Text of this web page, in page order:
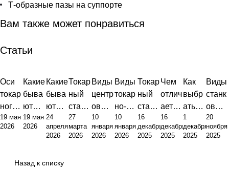
Т-образные пазы на суппорте
Вам также может понравиться
Статьи
Оси
токар
ного
станк
а с
мия,
19 мая
2026
Какие
быва
ют
станк
и с
нерн
19 мая
2026
Какие
быва
ют
станк
и:
обзор
24
апреля
2026
Токар
ный
стано
к это
фунд
27
марта
2026
Виды
центр
ов
для
токар
10
января
2026
Виды
токар
но-
фрез
ерног
10
января
2026
Токар
ный
стано
к:
виды,
16
декабря
2025
Чем
отлич
ается
токар
ный
16
декабря
2025
Как
выбр
ать
токар
ный
1
декабря
2025
Виды
станк
ов
для
метал
20
ноября
2025
Назад к списку